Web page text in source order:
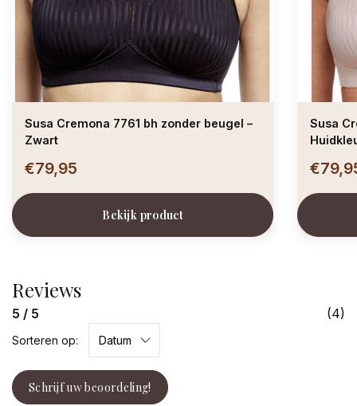
Susa Cremona 7761 bh zonder beugel –
Zwart
€79,95
Bekijk product
Susa
Reviews
5 / 5 (4)
Sorteren op:
Schrijf uw beoordeling!